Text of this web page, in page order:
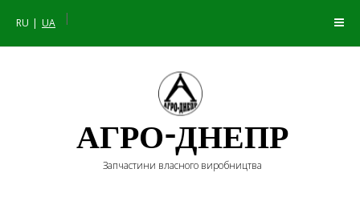
RU UA |
АГРО-ДНЕПР
Запчастини власного виробництва